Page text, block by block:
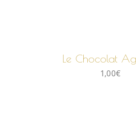
Le Chocolat
1,00€